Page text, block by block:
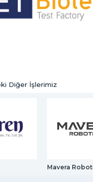
Diğer İşlerimiz
Mavera